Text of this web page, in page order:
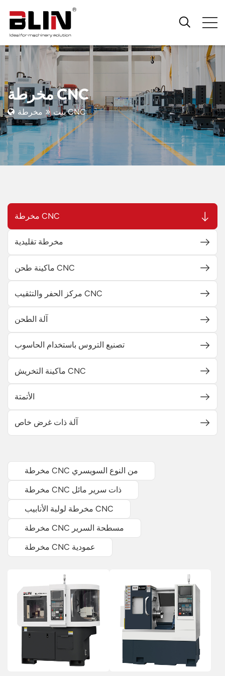
مخرطة CNC
بيتمخرطة CNC
مخرطة CNC
مخرطة تقليدية
ماكينة طحن CNC
مركز الحفر والتثقيب CNC
آلة الطحن
تصنيع التروس باستخدام الحاسوب
ماكينة التخريش CNC
الأتمتة
آلة ذات غرض خاص
مخرطة CNC من النوع السويسري
مخرطة CNC ذات سرير مائل
مخرطة لولبة الأنابيب CNC
مخرطة CNC مسطحة السرير
مخرطة CNC عمودية